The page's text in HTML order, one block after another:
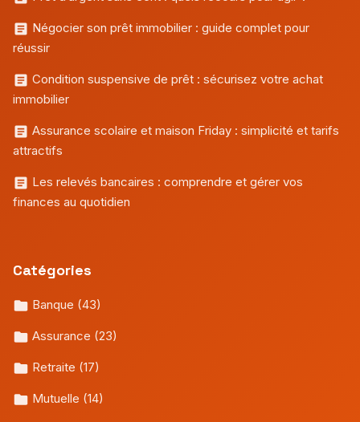
Négocier son prêt immobilier : guide complet pour
réussir
Condition suspensive de prêt : sécurisez votre achat
immobilier
Assurance scolaire et maison Friday : simplicité et tarifs
attractifs
Les relevés bancaires : comprendre et gérer vos
finances au quotidien
Catégories
Banque (43)
Assurance (23)
Retraite (17)
Mutuelle (14)